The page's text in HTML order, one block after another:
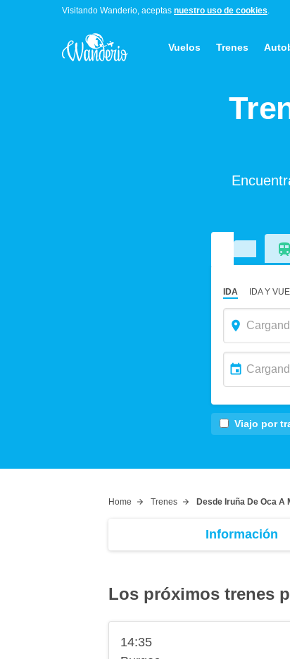
Visitando Wanderio, aceptas nuestro uso de cookies.
Vuelos Trenes
IDA IDA Y
Viajo por
Home Trenes Desde Iruña De Oca A
Información
Los próximos trenes
14:35